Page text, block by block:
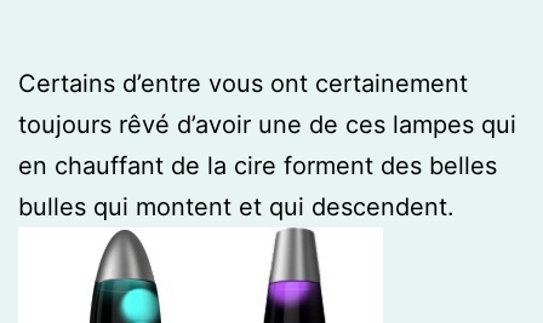
Certains d’entre vous ont certainement
toujours rêvé d’avoir une de ces lampes qui
en chauffant de la cire forment des belles
bulles qui montent et qui descendent.